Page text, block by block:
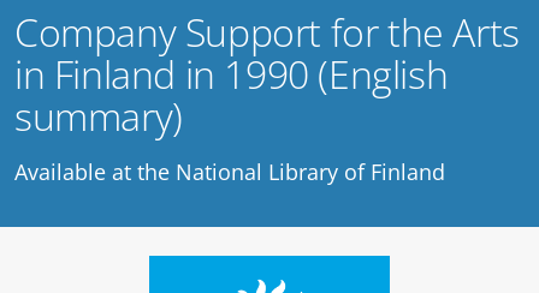
Company Support for the Arts
in Finland in 1990 (English
summary)
Available at the National Library of Finland